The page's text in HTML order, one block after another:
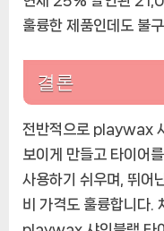
훌륭한 제품인데도 불
결론
전반적으로 playwax
보이게 만들고 타이어
사용하기 쉬우며, 뛰어
비 가격도 훌륭합니다.